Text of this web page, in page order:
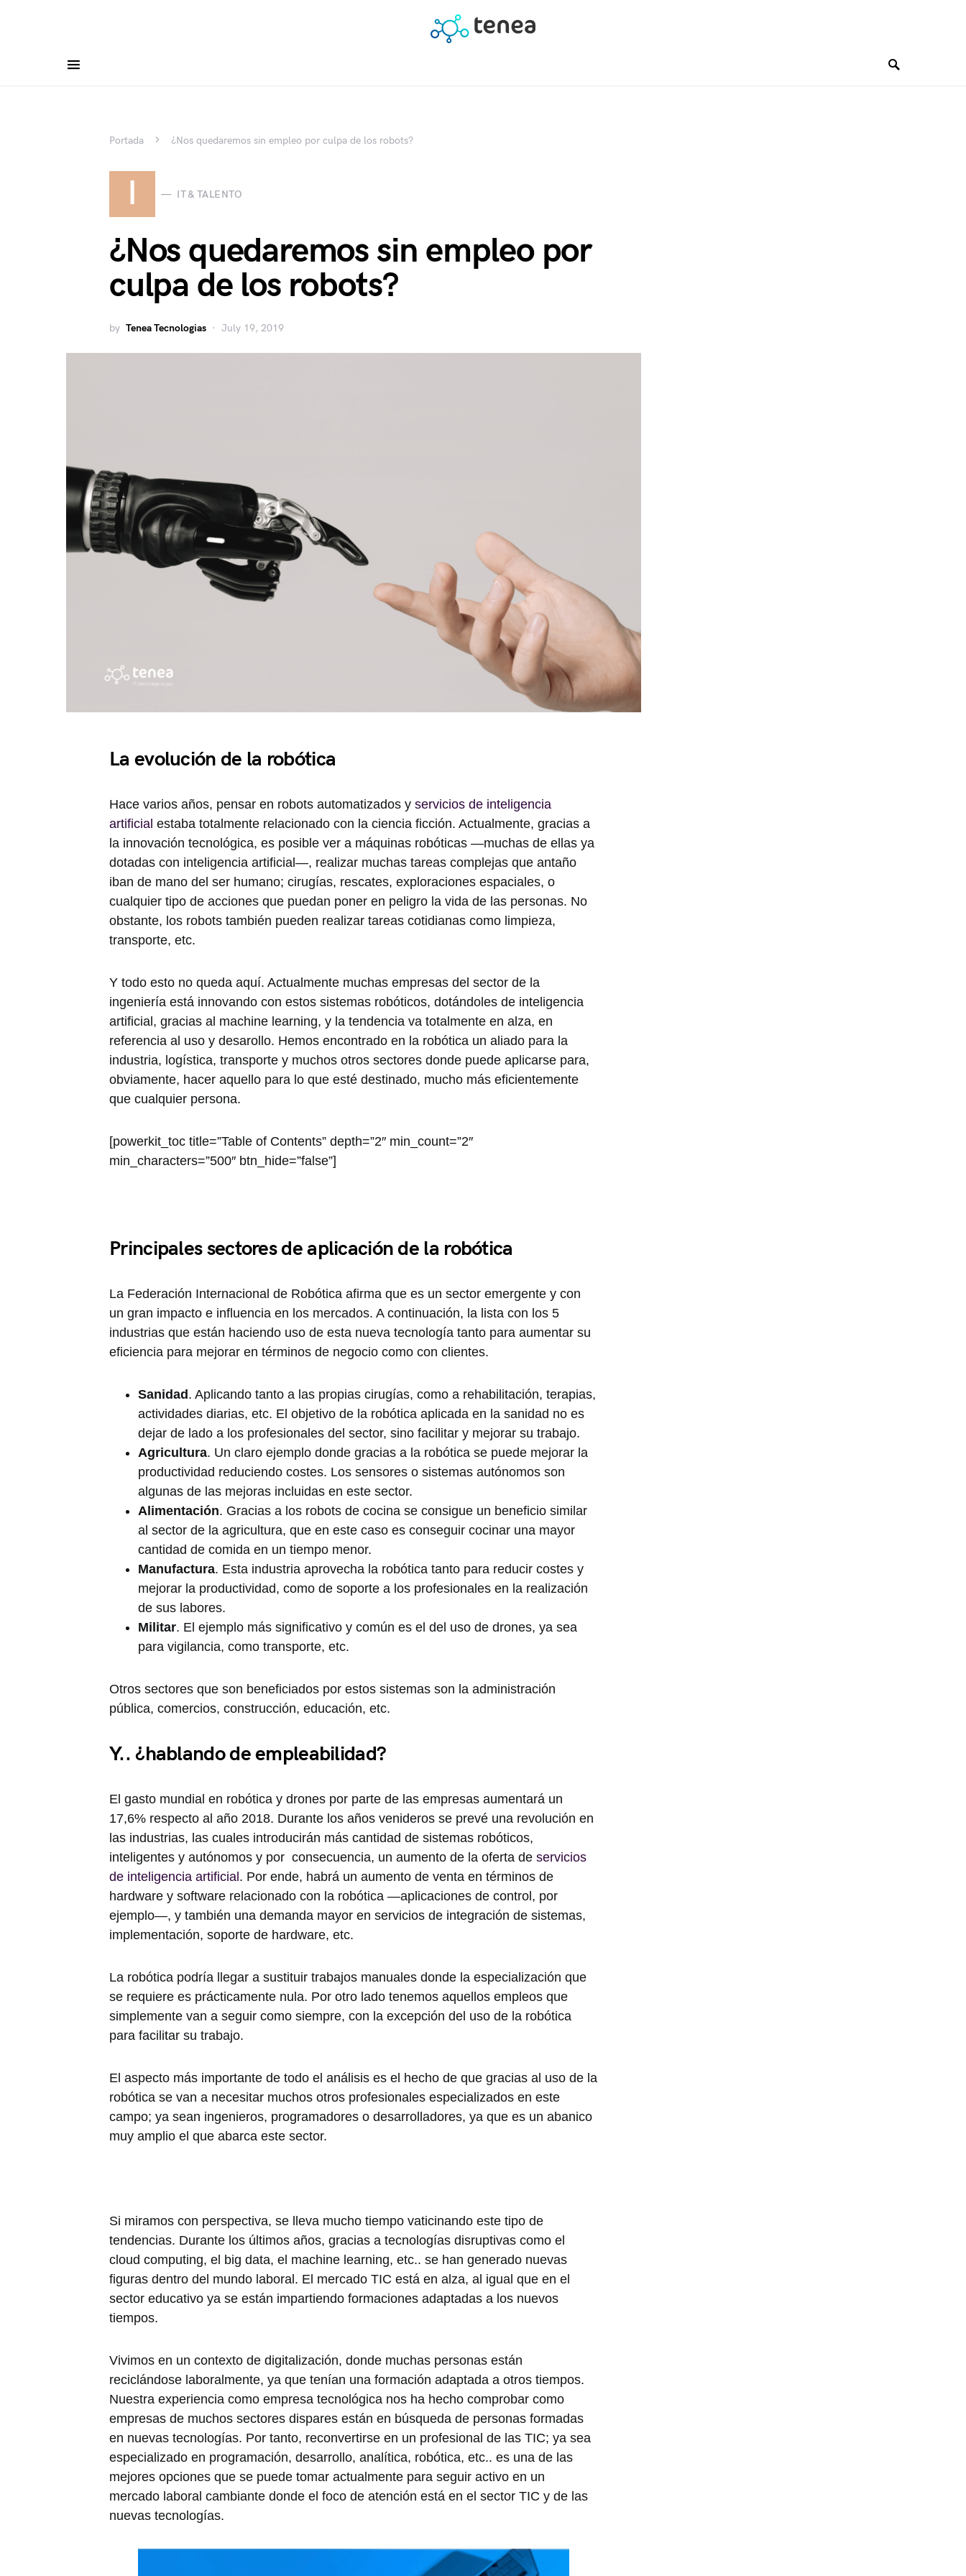
Portada ¿Nos quedaremos sin empleo por culpa de los robots?
I IT & TALENTO
¿Nos quedaremos sin empleo por
culpa de los robots?
by Tenea Tecnologias July 19, 2019
La evolución de la robótica
Hace varios años, pensar en robots automatizados y servicios de inteligencia
artificial estaba totalmente relacionado con la ciencia ficción. Actualmente, gracias a
la innovación tecnológica, es posible ver a máquinas robóticas —muchas de ellas ya
dotadas con inteligencia artificial—, realizar muchas tareas complejas que antaño
iban de mano del ser humano; cirugías, rescates, exploraciones espaciales, o
cualquier tipo de acciones que puedan poner en peligro la vida de las personas. No
obstante, los robots también pueden realizar tareas cotidianas como limpieza,
transporte, etc.
Y todo esto no queda aquí. Actualmente muchas empresas del sector de la
ingeniería está innovando con estos sistemas robóticos, dotándoles de inteligencia
artificial, gracias al machine learning, y la tendencia va totalmente en alza, en
referencia al uso y desarollo. Hemos encontrado en la robótica un aliado para la
industria, logística, transporte y muchos otros sectores donde puede aplicarse para,
obviamente, hacer aquello para lo que esté destinado, mucho más eficientemente
que cualquier persona.
[powerkit_toc title=”Table of Contents” depth=”2″ min_count=”2″
min_characters=”500″ btn_hide=”false”]
Principales sectores de aplicación de la robótica
La Federación Internacional de Robótica afirma que es un sector emergente y con
un gran impacto e influencia en los mercados. A continuación, la lista con los 5
industrias que están haciendo uso de esta nueva tecnología tanto para aumentar su
eficiencia para mejorar en términos de negocio como con clientes.
Sanidad . Aplicando tanto a las propias cirugías, como a rehabilitación, terapias,
actividades diarias, etc. El objetivo de la robótica aplicada en la sanidad no es
dejar de lado a los profesionales del sector, sino facilitar y mejorar su trabajo.
Agricultura. Un claro ejemplo donde gracias a la robótica se puede mejorar la
productividad reduciendo costes. Los sensores o sistemas autónomos son
algunas de las mejoras incluidas en este sector.
Alimentación. Gracias a los robots de cocina se consigue un beneficio similar
al sector de la agricultura, que en este caso es conseguir cocinar una mayor
cantidad de comida en un tiempo menor.
Manufactura. Esta industria aprovecha la robótica tanto para reducir costes y
mejorar la productividad, como de soporte a los profesionales en la realización
de sus labores.
Militar. El ejemplo más significativo y común es el del uso de drones, ya sea
para vigilancia, como transporte, etc.
Otros sectores que son beneficiados por estos sistemas son la administración
pública, comercios, construcción, educación, etc.
Y.. ¿hablando de empleabilidad?
El gasto mundial en robótica y drones por parte de las empresas aumentará un
17,6% respecto al año 2018. Durante los años venideros se prevé una revolución en
las industrias, las cuales introducirán más cantidad de sistemas robóticos,
inteligentes y autónomos y por consecuencia, un aumento de la oferta de servicios
de inteligencia artificial . Por ende, habrá un aumento de venta en términos de
hardware y software relacionado con la robótica —aplicaciones de control, por
ejemplo—, y también una demanda mayor en servicios de integración de sistemas,
implementación, soporte de hardware, etc.
La robótica podría llegar a sustituir trabajos manuales donde la especialización que
se requiere es prácticamente nula. Por otro lado tenemos aquellos empleos que
simplemente van a seguir como siempre, con la excepción del uso de la robótica
para facilitar su trabajo.
El aspecto más importante de todo el análisis es el hecho de que gracias al uso de la
robótica se van a necesitar muchos otros profesionales especializados en este
campo; ya sean ingenieros, programadores o desarrolladores, ya que es un abanico
muy amplio el que abarca este sector.
Si miramos con perspectiva, se lleva mucho tiempo vaticinando este tipo de
tendencias. Durante los últimos años, gracias a tecnologías disruptivas como el
cloud computing, el big data, el machine learning, etc.. se han generado nuevas
figuras dentro del mundo laboral. El mercado TIC está en alza, al igual que en el
sector educativo ya se están impartiendo formaciones adaptadas a los nuevos
tiempos.
Vivimos en un contexto de digitalización, donde muchas personas están
reciclándose laboralmente, ya que tenían una formación adaptada a otros tiempos.
Nuestra experiencia como empresa tecnológica nos ha hecho comprobar como
empresas de muchos sectores dispares están en búsqueda de personas formadas
en nuevas tecnologías. Por tanto, reconvertirse en un profesional de las TIC; ya sea
especializado en programación, desarrollo, analítica, robótica, etc.. es una de las
mejores opciones que se puede tomar actualmente para seguir activo en un
mercado laboral cambiante donde el foco de atención está en el sector TIC y de las
nuevas tecnologías.